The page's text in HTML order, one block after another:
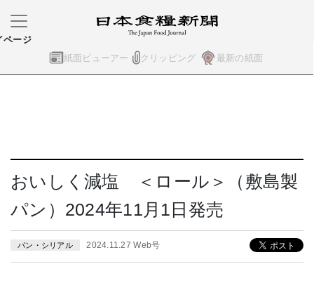
紙面ビューアー クリッピング 最新の紙面
ページ
おいしく減塩 ＜ロール＞（敷島製
パン）2024年11月1日発売
パン・シリアル 2024.11.27 Web号